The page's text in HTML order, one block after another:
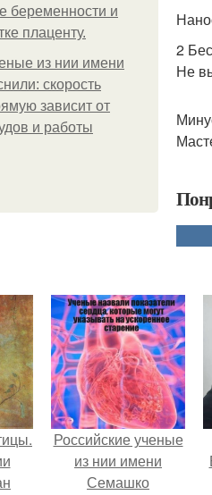
беременности и
плаценту.
из нии имени
скорость
зависит от
и работы
2
Не
Российские ученые
из нии имени
Семашко